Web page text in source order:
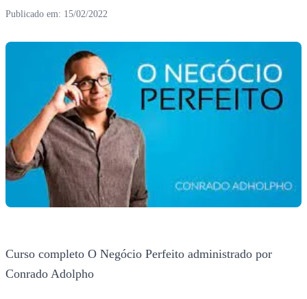
Publicado em: 15/02/2022
Curso completo O Negócio Perfeito administrado por
Conrado Adolpho